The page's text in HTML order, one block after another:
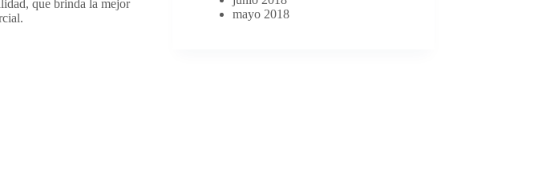
que brinda la mejor
mayo 2018